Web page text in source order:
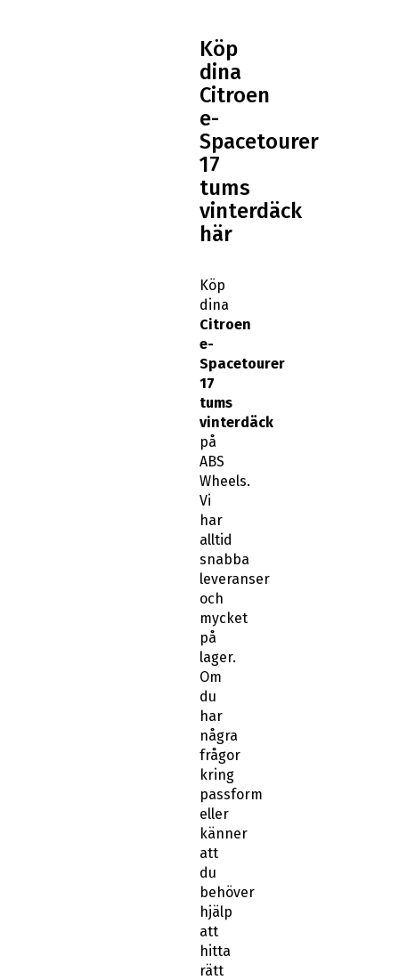
Köp
dina
Citroen
e-
Spacetourer
17
tums
vinterdäck
här
Köp
dina
Citroen
e-
Spacetourer
17
tums
vinterdäck
på
ABS
Wheels.
Vi
har
alltid
snabba
leveranser
och
mycket
på
lager.
Om
du
har
några
frågor
kring
passform
eller
känner
att
du
behöver
hjälp
att
hitta
rätt